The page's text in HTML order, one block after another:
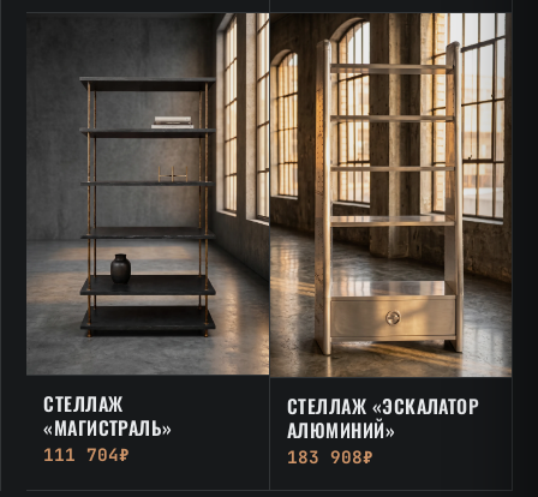
СТЕЛЛАЖ
«МАГИСТРАЛЬ»
111 704₽
СТЕЛЛАЖ «ЭСКАЛАТОР
АЛЮМИНИЙ»
183 908₽